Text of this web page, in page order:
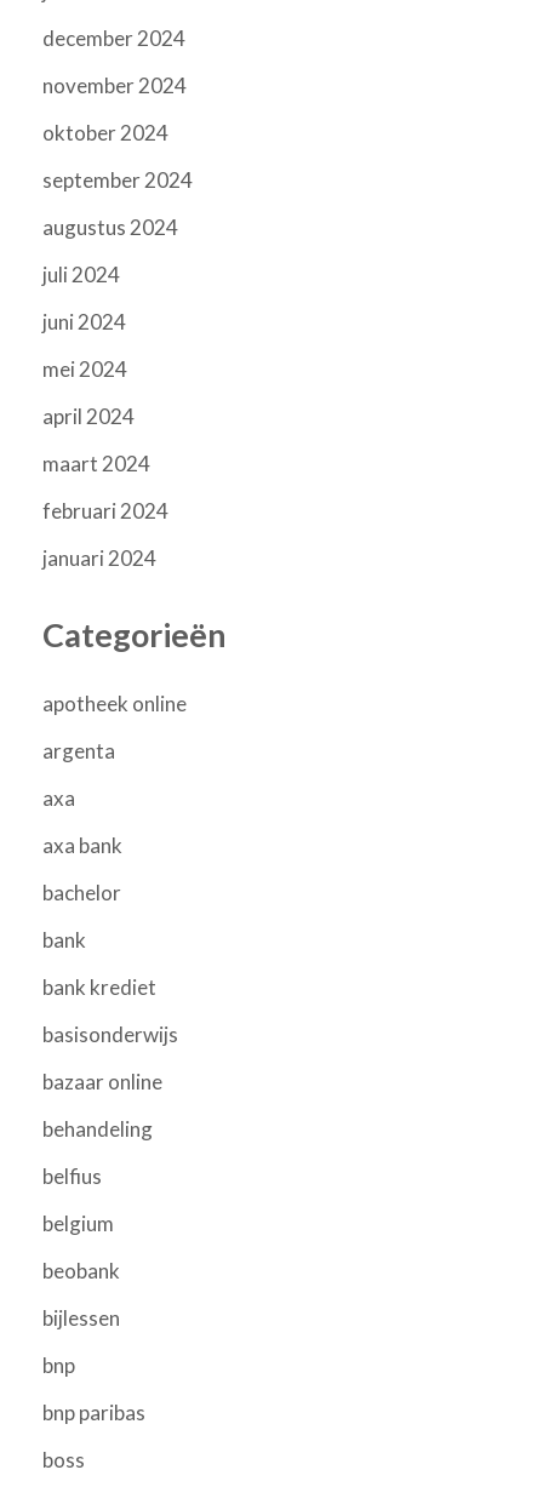
december 2024
november 2024
oktober 2024
september 2024
augustus 2024
juli 2024
juni 2024
mei 2024
april 2024
maart 2024
februari 2024
januari 2024
Categorieën
apotheek online
argenta
axa
axa bank
bachelor
bank
bank krediet
basisonderwijs
bazaar online
behandeling
belfius
belgium
beobank
bijlessen
bnp
bnp paribas
boss